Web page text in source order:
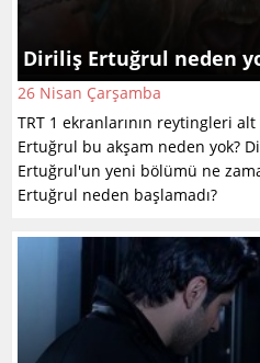
Diriliş Ertuğrul neden
26 Nisan Çarşamba
TRT 1 ekranlarının reytingleri
Ertuğrul bu akşam neden yok?
Ertuğrul'un yeni bölümü ne
Ertuğrul neden başlamadı?